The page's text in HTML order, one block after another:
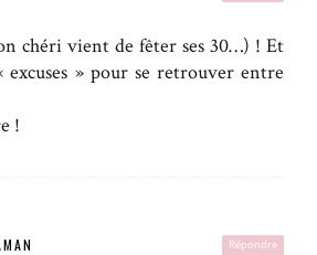
chéri vient de fêter ses 30…) ! Et
excuses » pour se retrouver entre
!
Répondre